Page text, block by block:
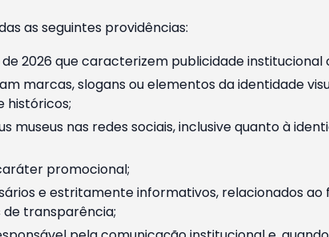
as seguintes providências:
2026 que caracterizem publicidade institucional
marcas, slogans ou elementos da identidade
históricos;
nas redes sociais, inclusive quanto à
promocional;
e estritamente informativos, relacionados ao
transparência;